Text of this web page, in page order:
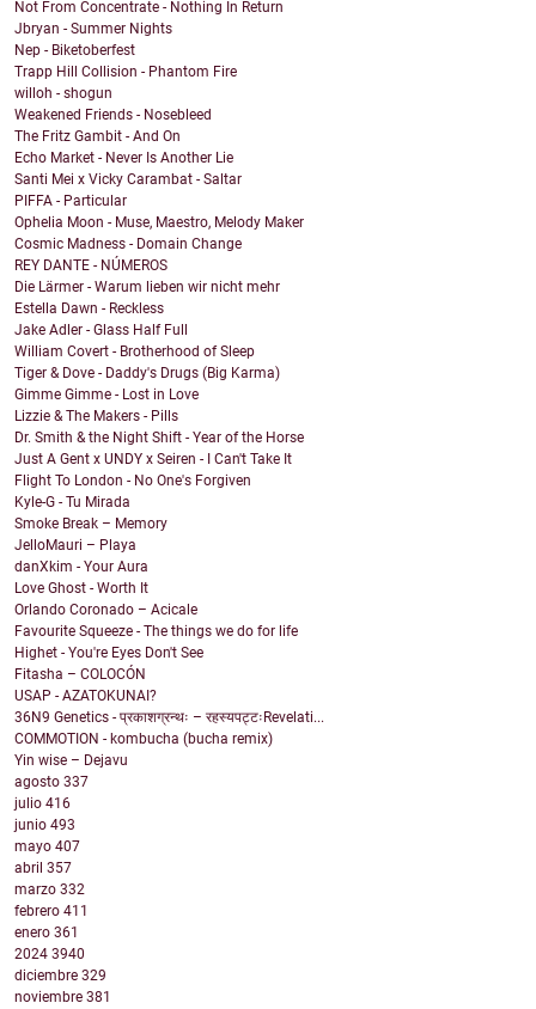
Not From Concentrate - Nothing In Return
Jbryan - Summer Nights
Nep - Biketoberfest
Trapp Hill Collision - Phantom Fire
willoh - shogun
Weakened Friends - Nosebleed
The Fritz Gambit - And On
Echo Market - Never Is Another Lie
Santi Mei x Vicky Carambat - Saltar
PIFFA - Particular
Ophelia Moon - Muse, Maestro, Melody Maker
Cosmic Madness - Domain Change
REY DANTE - NÚMEROS
Die Lärmer - Warum lieben wir nicht mehr
Estella Dawn - Reckless
Jake Adler - Glass Half Full
William Covert - Brotherhood of Sleep
Tiger & Dove - Daddy's Drugs (Big Karma)
Gimme Gimme - Lost in Love
Lizzie & The Makers - Pills
Dr. Smith & the Night Shift - Year of the Horse
Just A Gent x UNDY x Seiren - I Can't Take It
Flight To London - No One's Forgiven
Kyle-G - Tu Mirada
Smoke Break – Memory
JelloMauri – Playa
danXkim - Your Aura
Love Ghost - Worth It
Orlando Coronado – Acicale
Favourite Squeeze - The things we do for life
Highet - You're Eyes Don't See
Fitasha – COLOCÓN
USAP - AZATOKUNAI?
36N9 Genetics - प्रकाशग्रन्थः – रहस्यपट्टःRevelati...
COMMOTION - kombucha (bucha remix)
Yin wise – Dejavu
agosto 337
julio 416
junio 493
mayo 407
abril 357
marzo 332
febrero 411
enero 361
2024 3940
diciembre 329
noviembre 381